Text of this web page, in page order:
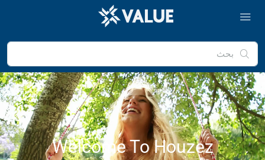
Welcome To Houzez